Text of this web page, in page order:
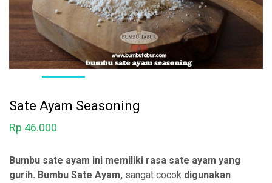
Sate Ayam Seasoning
Rp 46.000
Bumbu sate ayam ini memiliki rasa sate ayam yang
gurih. Bumbu Sate Ayam, sangat cocok digunakan